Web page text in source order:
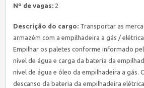
Nº de vagas: 2
Descrição do cargo: Transportar as
armazém com a empilhadeira a gás /
Empilhar os paletes conforme informado
nível de água e carga da bateria da
nível de água e óleo da empilhadeira a gás.
descanso da bateria da empilhadeira